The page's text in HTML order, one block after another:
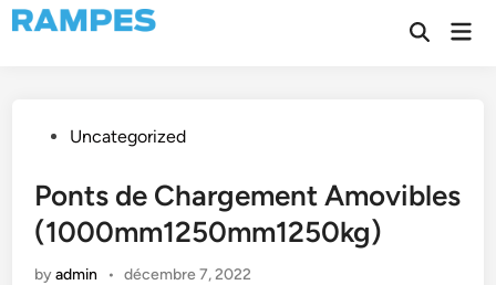
Skip
to
Open
PostedUncategorized
Ponts de Chargement Amovibles
(1000mm1250mm1250kg)
byadmin • décembre 7, 2022